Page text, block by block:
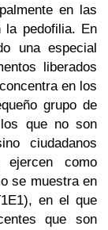
en las
la pedofilia. En
una especial
liberados
en los
grupo de
que no son
ciudadanos
como
se muestra en
en el que
que son